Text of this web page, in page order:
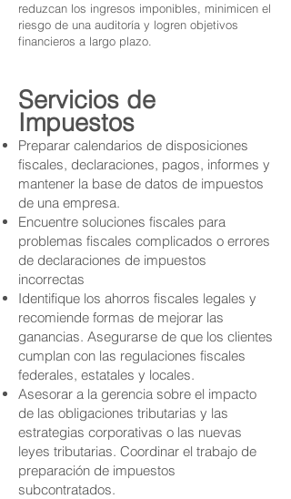
reduzcan los ingresos imponibles, minimicen el
riesgo de una auditoría y logren objetivos
financieros a largo plazo.
Servicios de
Impuestos
Preparar calendarios de disposiciones
fiscales, declaraciones, pagos, informes y
mantener la base de datos de impuestos
de una empresa.
Encuentre soluciones fiscales para
problemas fiscales complicados o errores
de declaraciones de impuestos
incorrectas
Identifique los ahorros fiscales legales y
recomiende formas de mejorar las
ganancias. Asegurarse de que los clientes
cumplan con las regulaciones fiscales
federales, estatales y locales.
Asesorar a la gerencia sobre el impacto
de las obligaciones tributarias y las
estrategias corporativas o las nuevas
leyes tributarias. Coordinar el trabajo de
preparación de impuestos
subcontratados.